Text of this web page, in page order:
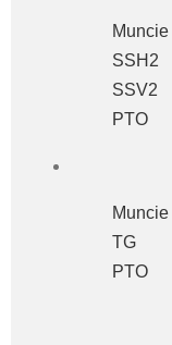
Muncie
SSH2
SSV2
PTO
Muncie
TG
PTO